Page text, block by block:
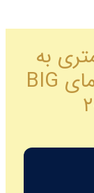
به
هلند با آزمون OET | راهنمای BIG